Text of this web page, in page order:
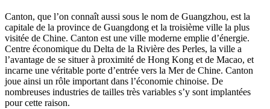
Canton, que l’on connaît aussi sous le nom de Guangzhou, est la
capitale de la province de Guangdong et la troisième ville la plus
visitée de Chine. Canton est une ville moderne emplie d’énergie.
Centre économique du Delta de la Rivière des Perles, la ville a
l’avantage de se situer à proximité de Hong Kong et de Macao, et
incarne une véritable porte d’entrée vers la Mer de Chine. Canton
joue ainsi un rôle important dans l’économie chinoise. De
nombreuses industries de tailles très variables s’y sont implantées
pour cette raison.